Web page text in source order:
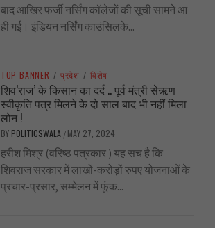
बाद आखिर फर्जी नर्सिंग कॉलेजों की सूची सामने आ
ही गई। इंडियन नर्सिंग काउंसिलके...
TOP BANNER / प्रदेश / विशेष
शिव’राज’ के किसान का दर्द .. पूर्व मंत्री सेऋण
स्वीकृति पत्र मिलने के दो साल बाद भी नहीं मिला
लोन !
BY POLITICSWALA / MAY 27, 2024
हरीश मिश्र (वरिष्ठ पत्रकार ) यह सच है कि
शिवराज सरकार में लाखों-करोड़ों रुपए योजनाओं के
प्रचार-प्रसार, सम्मेलन में फूंक...